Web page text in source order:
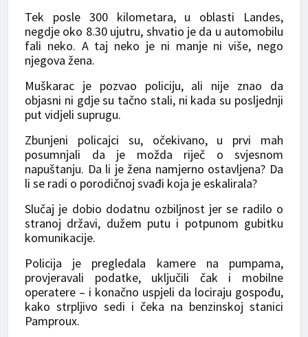
Tek posle 300 kilometara, u oblasti Landes,
negdje oko 8.30 ujutru, shvatio je da u automobilu
fali neko. A taj neko je ni manje ni više, nego
njegova žena.
Muškarac je pozvao policiju, ali nije znao da
objasni ni gdje su tačno stali, ni kada su posljednji
put vidjeli suprugu.
Zbunjeni policajci su, očekivano, u prvi mah
posumnjali da je možda riječ o svjesnom
napuštanju. Da li je žena namjerno ostavljena? Da
li se radi o porodičnoj svađi koja je eskalirala?
Slučaj je dobio dodatnu ozbiljnost jer se radilo o
stranoj državi, dužem putu i potpunom gubitku
komunikacije.
Policija je pregledala kamere na pumpama,
provjeravali podatke, uključili čak i mobilne
operatere – i konačno uspjeli da lociraju gospođu,
kako strpljivo sedi i čeka na benzinskoj stanici
Pamproux.